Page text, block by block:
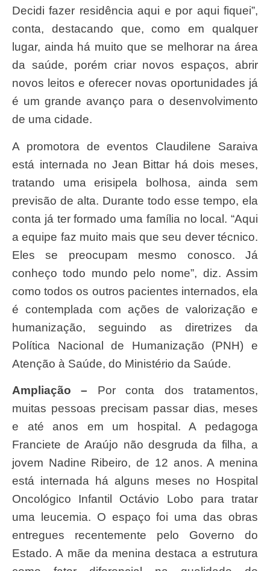
Decidi fazer residência aqui e por aqui fiquei”,
conta, destacando que, como em qualquer
lugar, ainda há muito que se melhorar na área
da saúde, porém criar novos espaços, abrir
novos leitos e oferecer novas oportunidades já
é um grande avanço para o desenvolvimento
de uma cidade.
A promotora de eventos Claudilene Saraiva
está internada no Jean Bittar há dois meses,
tratando uma erisipela bolhosa, ainda sem
previsão de alta. Durante todo esse tempo, ela
conta já ter formado uma família no local. “Aqui
a equipe faz muito mais que seu dever técnico.
Eles se preocupam mesmo conosco. Já
conheço todo mundo pelo nome”, diz. Assim
como todos os outros pacientes internados, ela
é contemplada com ações de valorização e
humanização, seguindo as diretrizes da
Política Nacional de Humanização (PNH) e
Atenção à Saúde, do Ministério da Saúde.
Ampliação – Por conta dos tratamentos,
muitas pessoas precisam passar dias, meses
e até anos em um hospital. A pedagoga
Franciete de Araújo não desgruda da filha, a
jovem Nadine Ribeiro, de 12 anos. A menina
está internada há alguns meses no Hospital
Oncológico Infantil Octávio Lobo para tratar
uma leucemia. O espaço foi uma das obras
entregues recentemente pelo Governo do
Estado. A mãe da menina destaca a estrutura